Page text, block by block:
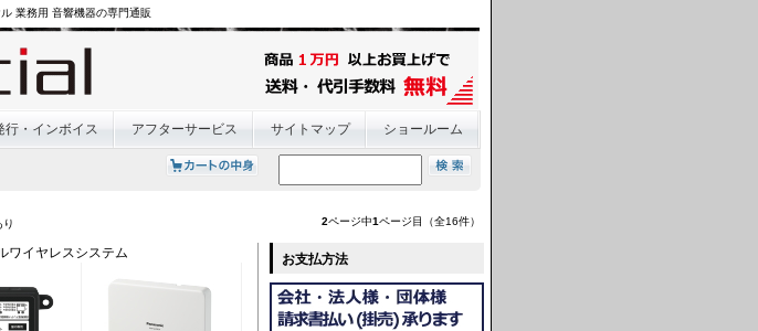
業務用 音響機器の専門通販
行・インボイス アフターサービス サイトマップ ショールーム
り 2ページ中1ページ目（全16件）
ワイヤレスシステム お支払方法